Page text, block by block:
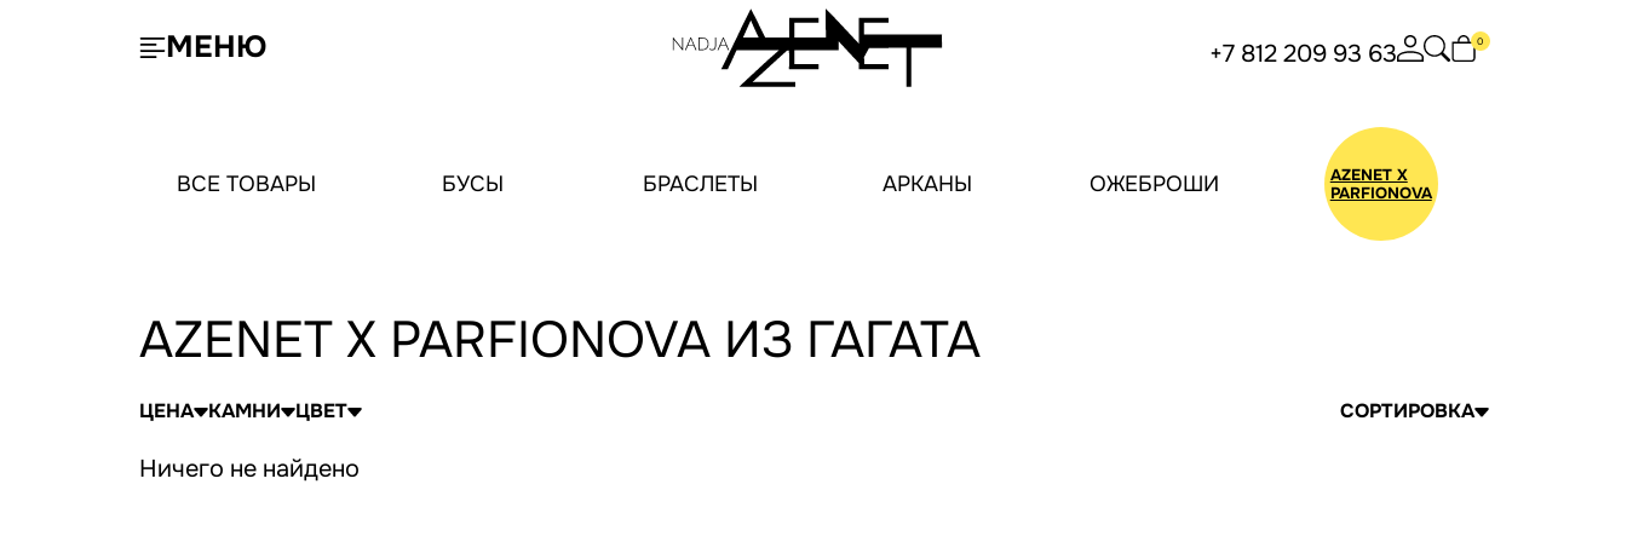
МЕНЮ +7 812 209 93 63 0
ВСЕ ТОВАРЫ БУСЫ БРАСЛЕТЫ АРКАНЫ ОЖЕБРОШИ
AZENET X
PARFIONOVA
AZENET X PARFIONOVA ИЗ ГАГАТА
ЦЕНА КАМНИ ЦВЕТ СОРТИРОВКА
Ничего не найдено